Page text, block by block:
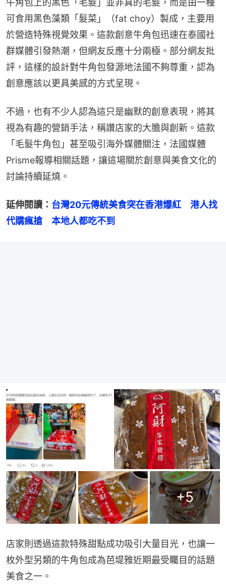
牛角包上的黑色「毛髮」並非真的毛髮，而是由一種
可食用黑色藻類「髮菜」（fat choy）製成，主要用
於營造特殊視覺效果。這款創意牛角包迅速在泰國社
群媒體引發熱潮，但網友反應十分兩極。部分網友批
評，這樣的設計對牛角包發源地法國不夠尊重，認為
創意應該以更具美感的方式呈現。
不過，也有不少人認為這只是幽默的創意表現，將其
視為有趣的營銷手法，稱讚店家的大膽與創新。這款
「毛髮牛角包」甚至吸引海外媒體關注，法國媒體
Prisme報導相關話題，讓這場關於創意與美食文化的
討論持續延燒。
延伸閱讀： 台灣20元傳統美食突在香港爆紅　港人找
代購瘋搶　本地人都吃不到
+5
店家則透過這款特殊甜點成功吸引大量目光，也讓一
枚外型另類的牛角包成為芭堤雅近期最受矚目的話題
美食之一。